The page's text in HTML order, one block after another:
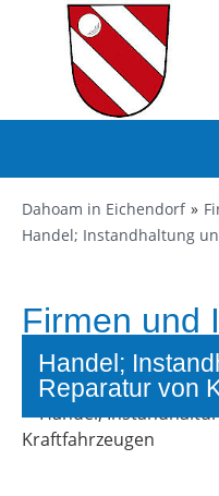
Dahoam in Eichendorf
Handel; Instandhaltung
Firmen und
Eichendorf
Handel;
Reparatur von